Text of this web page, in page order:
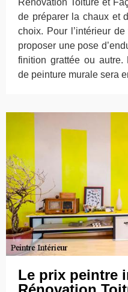
de préparer la chaux et
choix. Pour l’intérieur
proposer une pose
finition grattée ou autre.
de peinture murale sera
Le prix peintre